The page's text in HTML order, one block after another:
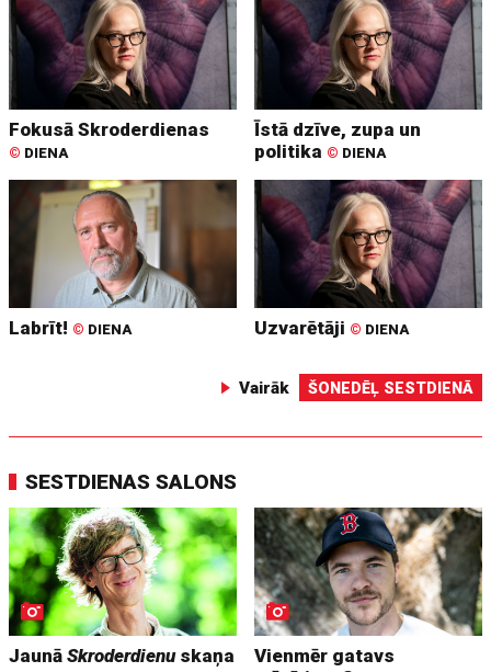
Fokusā Skroderdienas
© DIENA
Īstā dzīve, zupa un
politika © DIENA
Labrīt! © DIENA Uzvarētāji © DIENA
Vairāk ŠONEDĒĻ SESTDIENĀ
SESTDIENAS SALONS
JaunāSkroderdienuskaņa
Vienmēr gatavs